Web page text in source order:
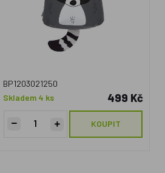
BP1203021250
Skladem 4 ks
499 Kč
KOUPIT